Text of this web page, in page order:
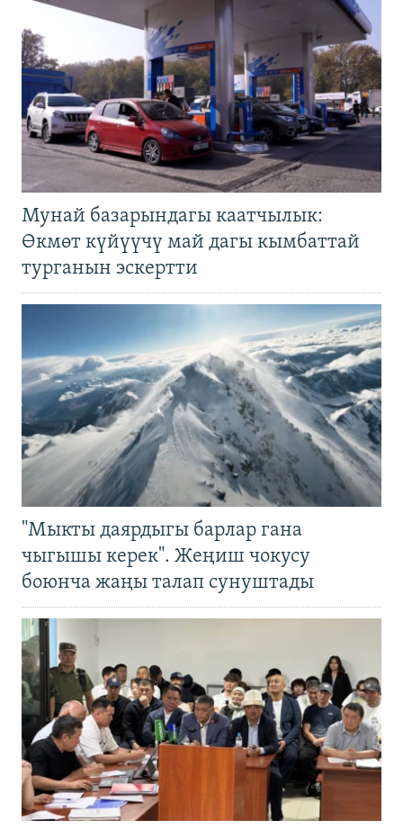
Мунай базарындагы каатчылык:
Өкмөт күйүүчү май дагы кымбаттай
турганын эскертти
"Мыкты даярдыгы барлар гана
чыгышы керек". Жеңиш чокусу
боюнча жаңы талап сунуштады